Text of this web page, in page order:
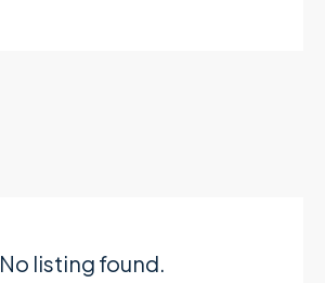
No listing found.